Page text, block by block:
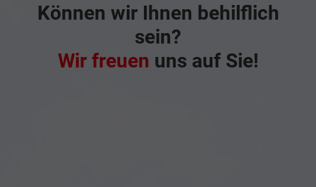
Können wir Ihnen behilflich
sein?
Wir freuen uns auf Sie!